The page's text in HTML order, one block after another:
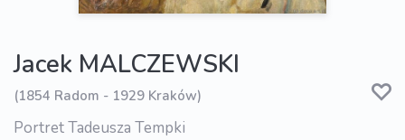
Jacek MALCZEWSKI
(1854 Radom - 1929 Kraków)
Portret Tadeusza Tempki